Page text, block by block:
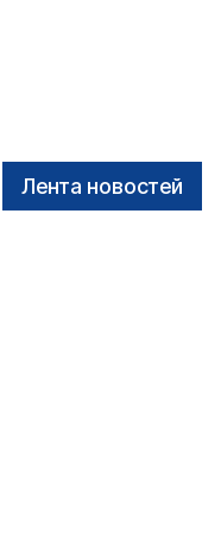
Лента новостей